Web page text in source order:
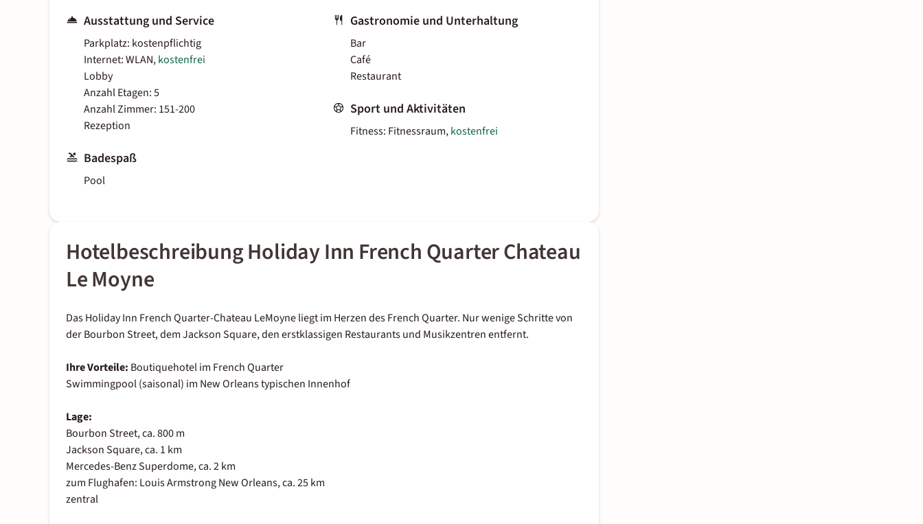
Ausstattung und Service
Parkplatz: kostenpflichtig
Internet: WLAN,kostenfrei
Lobby
Anzahl Etagen: 5
Anzahl Zimmer: 151-200
Rezeption
Badespaß
Pool
Gastronomie und Unterhaltung
Bar
Café
Restaurant
Sport und Aktivitäten
Fitness: Fitnessraum,kostenfrei
Hotelbeschreibung Holiday Inn French Quarter Chateau
Le Moyne
Das Holiday Inn French Quarter-Chateau LeMoyne liegt im Herzen des French Quarter. Nur wenige Schritte von
der Bourbon Street, dem Jackson Square, den erstklassigen Restaurants und Musikzentren entfernt.
Ihre Vorteile: Boutiquehotel im French Quarter
Swimmingpool (saisonal) im New Orleans typischen Innenhof
Lage:
Bourbon Street, ca. 800 m
Jackson Square, ca. 1 km
Mercedes-Benz Superdome, ca. 2 km
zum Flughafen: Louis Armstrong New Orleans, ca. 25 km
zentral